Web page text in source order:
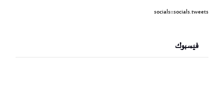
socials::socials.tweets
فيسبوك